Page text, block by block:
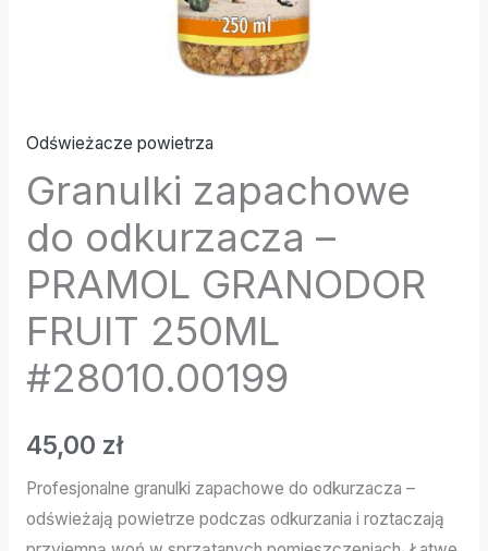
Odświeżacze powietrza
Granulki zapachowe
do odkurzacza –
PRAMOL GRANODOR
FRUIT 250ML
#28010.00199
45,00 zł
Profesjonalne granulki zapachowe do odkurzacza –
odświeżają powietrze podczas odkurzania i roztaczają